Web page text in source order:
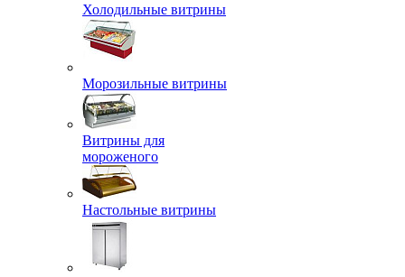
Холодильные витрины
Морозильные витрины
Витрины для
мороженого
Настольные витрины